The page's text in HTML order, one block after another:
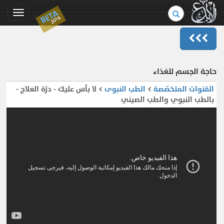
BETA
2016
بحث
في
الموسوعة..
حاجة الجسم للغذاء
القنوات المتخصّصة > الطب النبوى > لا بأس عليك - درّة العلاج -
بالطب النبوي والطب الصيني